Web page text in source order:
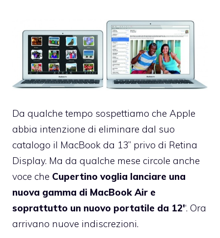
Da qualche tempo sospettiamo che Apple
abbia intenzione di eliminare dal suo
catalogo il MacBook da 13” privo di Retina
Display. Ma da qualche mese circole anche
voce che Cupertino voglia lanciare una
nuova gamma di MacBook Air e
soprattutto un nuovo portatile da 12′‘. Ora
arrivano nuove indiscrezioni.